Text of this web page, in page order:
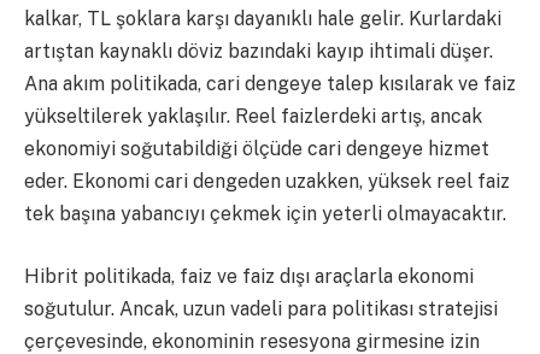
kalkar, TL şoklara karşı dayanıklı hale gelir. Kurlardaki
artıştan kaynaklı döviz bazındaki kayıp ihtimali düşer.
Ana akım politikada, cari dengeye talep kısılarak ve faiz
yükseltilerek yaklaşılır. Reel faizlerdeki artış, ancak
ekonomiyi soğutabildiği ölçüde cari dengeye hizmet
eder. Ekonomi cari dengeden uzakken, yüksek reel faiz
tek başına yabancıyı çekmek için yeterli olmayacaktır.
Hibrit politikada, faiz ve faiz dışı araçlarla ekonomi
soğutulur. Ancak, uzun vadeli para politikası stratejisi
çerçevesinde, ekonominin resesyona girmesine izin